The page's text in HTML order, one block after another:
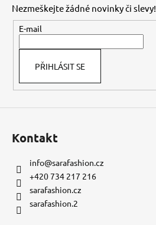
Nezmeškejte žádné novinky či slevy!
E-mail
PŘIHLÁSIT SE
Kontakt
info@sarafashion.cz
+420 734 217 216
sarafashion.cz
sarafashion.2